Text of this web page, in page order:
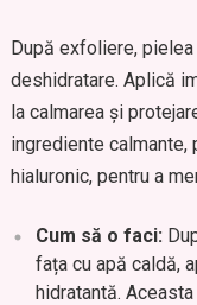
După exfoliere,
deshidratare. Aplică
la calmarea și
ingrediente calmante,
hialuronic, pentru a
Cum să o faci:
fața cu apă caldă,
hidratantă.